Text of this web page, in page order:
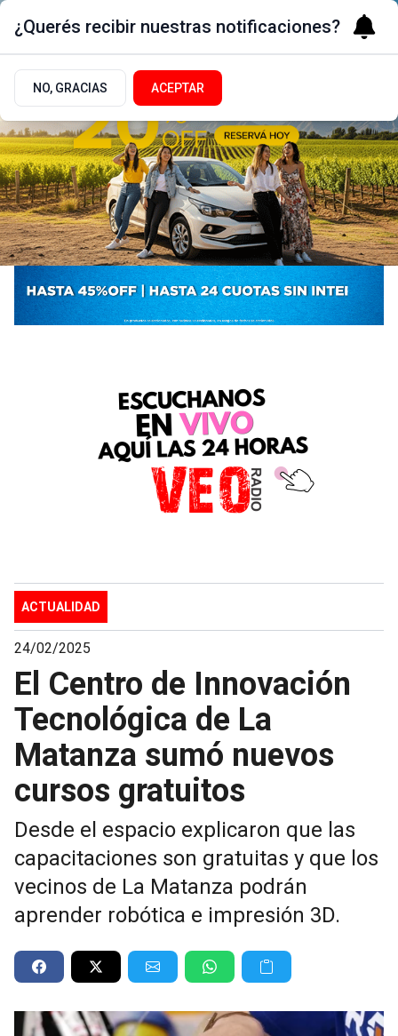
ACTUALIDAD
24/02/2025
El Centro de Innovación
Tecnológica de La
Matanza sumó nuevos
cursos gratuitos
Desde el espacio explicaron que las
capacitaciones son gratuitas y que los
vecinos de La Matanza podrán
aprender robótica e impresión 3D.
¿Querés recibir nuestras notificaciones?
NO, GRACIAS ACEPTAR